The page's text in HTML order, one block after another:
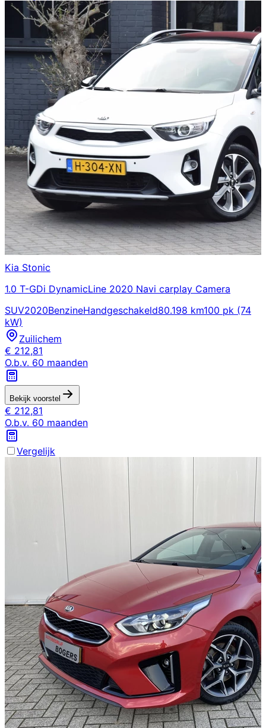
Kia Stonic
1.0 T-GDi DynamicLine 2020 Navi carplay Camera
SUV2020BenzineHandgeschakeld80.198 km100 pk (74
kW)
Zuilichem
€ 212,81
O.b.v. 60 maanden
Bekijk voorstel
€ 212,81
O.b.v. 60 maanden
Vergelijk